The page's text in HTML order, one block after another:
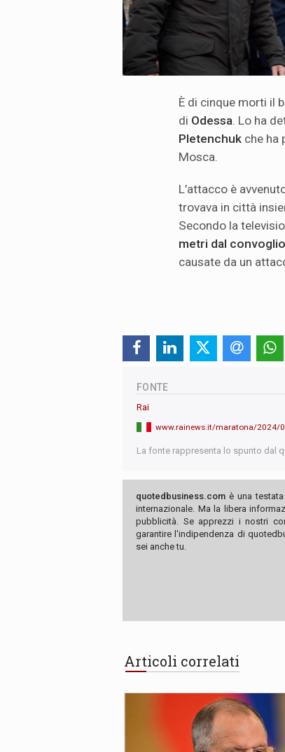
È di cinque morti il
di Odessa . Lo ha
Pletenchuk che ha
Mosca.
L’attacco è
trovava in città
Secondo la
metri dal convoglio
causate da un
FONTE
Rai
La fonte rappresenta lo spunto dal
quotedbusiness.com è una
internazionale. Ma la libera
pubblicità. Se apprezzi i nostri
garantire l'indipendenza di
sei anche tu.
Articoli correlati